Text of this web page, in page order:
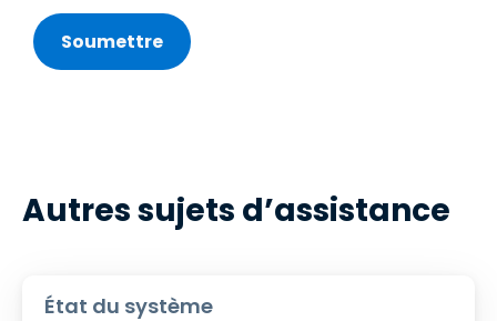
Autres sujets d’assistance
État du système